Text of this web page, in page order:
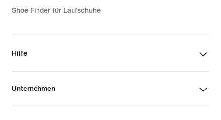
Shoe Finder für Laufschuhe
Hilfe
Unternehmen